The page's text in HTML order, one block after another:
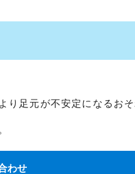
り足元が不安定になるおそ
わせ